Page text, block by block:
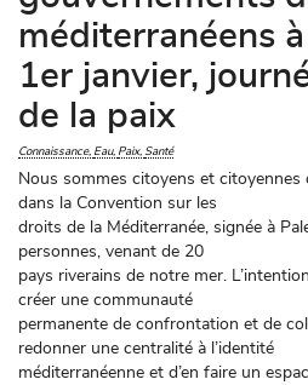
méditerranéens à
1er janvier,
de la paix
Connaissance Eau Paix Santé
Nous sommes citoyens et citoyennes
dans la Convention sur les
droits de la Méditerranée, signée à
personnes, venant de 20
pays riverains de notre mer.
créer une communauté
permanente de confrontation et de
redonner une centralité à l’identité
méditerranéenne et d’en faire un